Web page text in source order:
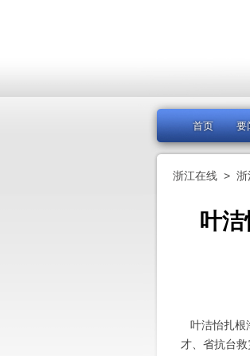
首页 要
浙江在线 > 浙
叶
叶洁怡扎根
才、省抗台